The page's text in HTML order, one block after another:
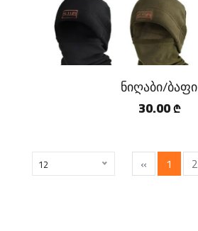
ნიღაბი/ბაფი
30.00 ₾
12 « 1 2